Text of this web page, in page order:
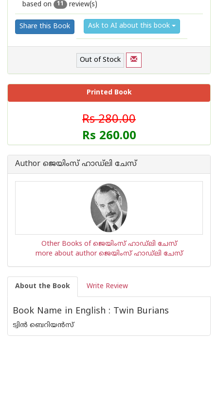
3
2
1
based on
11 review(s)
Share this Book Ask to AI about this book
Out of Stock
Printed Book
Rs 280.00
Rs 260.00
Author ജെയിംസ് ഹാഡ്‌ലി ചേസ്
Other Books of ജെയിംസ് ഹാഡ്‌ലി ചേസ്
more about author ജെയിംസ് ഹാഡ്‌ലി ചേസ്
About the Book Write Review
Book Name in English : Twin Burians
ട്വിന്‍ ബെറിയന്‍സ്